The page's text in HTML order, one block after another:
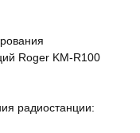
Roger KM-R100
радиостанции: